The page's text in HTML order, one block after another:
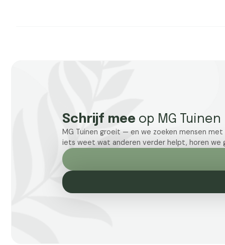
Schrijf mee op MG Tuinen
MG Tuinen groeit — en we zoeken mensen
iets weet wat anderen verder helpt, horen we